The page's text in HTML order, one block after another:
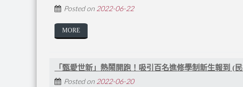
Posted on 2022-06-22
MORE
「甄愛世新」熱鬧開跑！吸引百名進修學制新生報到 (
Posted on 2022-06-20